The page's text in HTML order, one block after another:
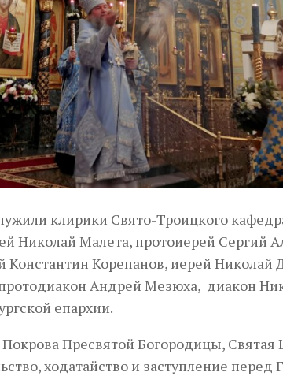
клирики Свято-Троицкого
Николай Малета, протоиерей Сергий
Константин Корепанов, иерей Николай
Андрей Мезюха, диакон
епархии.
Пресвятой Богородицы, Святая
ходатайство и заступление перед